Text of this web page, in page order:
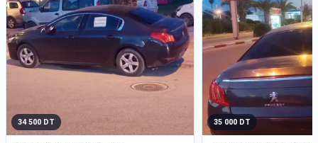
34 500 DT 35 000 DT